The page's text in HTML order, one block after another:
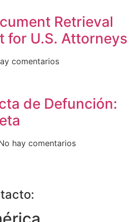
Retrieval
for U.S. Attorneys
comentarios
de Defunción:
hay comentarios